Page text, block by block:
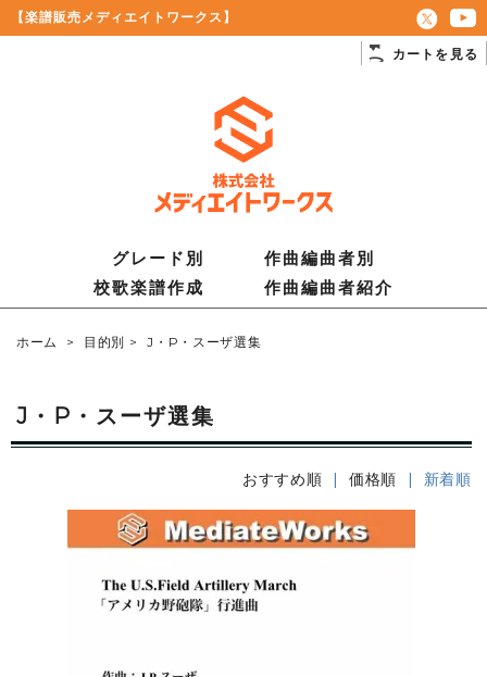
【楽譜販売メディエイトワークス】
カートを見る
グレード別
作曲編曲者別
校歌楽譜作成
作曲編曲者紹介
ホーム > 目的別 > J・P・スーザ選集
J・P・スーザ選集
おすすめ順 |価格順 | 新着順